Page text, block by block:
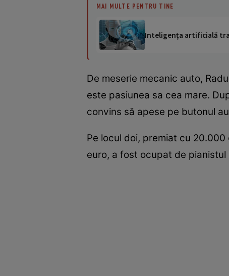
MAI MULTE PENTRU TINE
Inteligența artificială
De meserie mecanic auto,
este pasiunea sa cea mare.
convins să apese pe butonul
Pe locul doi, premiat cu
euro, a fost ocupat de pianistul